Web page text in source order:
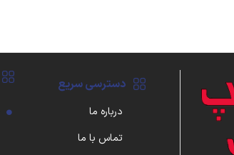
دسترسی سریع
درباره ما
تماس با ما